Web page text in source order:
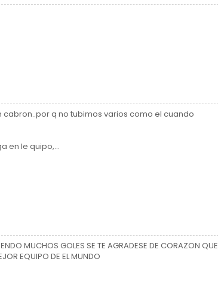
cabron..por q no tubimos varios como el cuando
en le quipo,...
MUCHOS GOLES SE TE AGRADESE DE CORAZON QUE
EQUIPO DE EL MUNDO